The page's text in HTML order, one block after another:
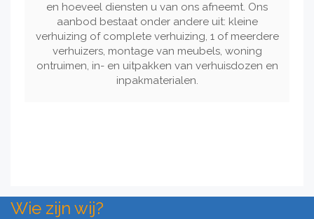
en hoeveel diensten u van ons afneemt. Ons
aanbod bestaat onder andere uit: kleine
verhuizing of complete verhuizing, 1 of meerdere
verhuizers, montage van meubels, woning
ontruimen, in- en uitpakken van verhuisdozen en
inpakmaterialen.
Wie zijn wij?